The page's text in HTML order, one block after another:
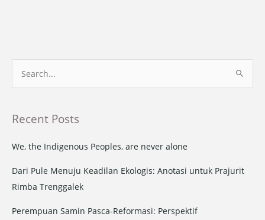
e
r
f
o
Recent Posts
We, the Indigenous Peoples, are never alone
Dari Pule Menuju Keadilan Ekologis: Anotasi untuk Prajurit
Rimba Trenggalek
Perempuan Samin Pasca-Reformasi: Perspektif